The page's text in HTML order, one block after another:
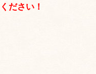
ださい！